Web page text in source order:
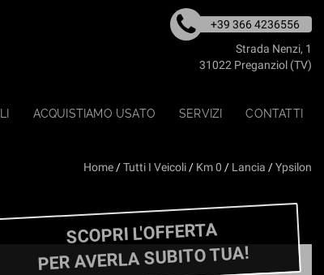
+39 366 4236556
Strada Nenzi, 1
31022 Preganziol (TV)
ACQUISTIAMO USATO SERVIZI CONTATTI
Home /Tutti I Veicoli / Km 0 / Lancia /Ypsilon
SCOPRI L'OFFERTA
PER AVERLA SUBITO TUA!